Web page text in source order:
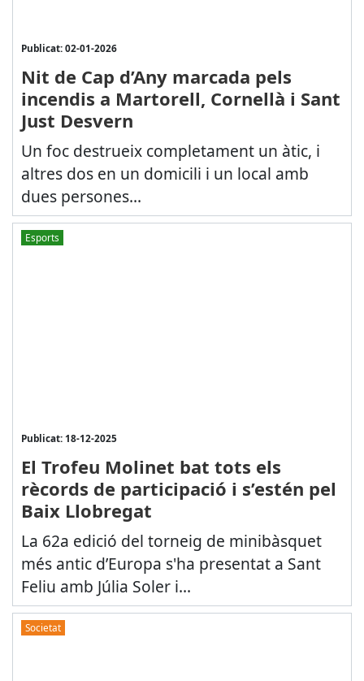
Publicat: 02-01-2026
Nit de Cap d’Any marcada pels
incendis a Martorell, Cornellà i Sant
Just Desvern
Un foc destrueix completament un àtic, i
altres dos en un domicili i un local amb
dues persones...
Esports
Publicat: 18-12-2025
El Trofeu Molinet bat tots els
rècords de participació i s’estén pel
Baix Llobregat
La 62a edició del torneig de minibàsquet
més antic d’Europa s'ha presentat a Sant
Feliu amb Júlia Soler i...
Societat